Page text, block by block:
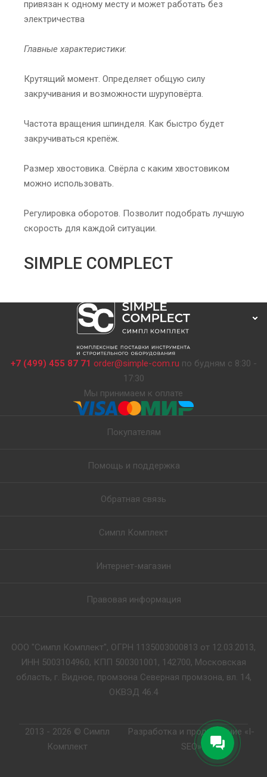
привязан к одному месту и может работать без
электричества
Главные характеристики:
Крутящий момент. Определяет общую силу
закручивания и возможности шуруповёрта.
Частота вращения шпинделя. Как быстро будет
закручиваться крепёж.
Размер хвостовика. Свёрла с каким хвостовиком
можно использовать.
Регулировка оборотов. Позволит подобрать лучшую
скорость для каждой ситуации.
SIMPLE COMPLECT
+7 (499) 455 87 71 order@simple-com.ru по будням с 8:30 -
17:30
Мы принимаем к оплате
Покупателям
Помощь и поддержка
Обратная связь
Симпл Комплект
Интернет-магазин
Правовая информация
ООО "Симпл Комплект", ОГРН 1135003000813 от 12.03.2013,
ИНН 5003104960, КПП 500301001, 142700, Московская
область, г. Видное, промзона Северная промзона, вл. 14,
ОКВЭД 46.4
2013 - 2026 © Симпл
Комплект
Разработка и продвижение «I-
SEO»